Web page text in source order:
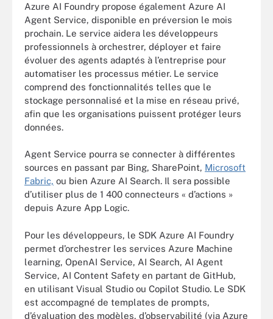
Azure AI Foundry propose également Azure AI
Agent Service, disponible en préversion le mois
prochain. Le service aidera les développeurs
professionnels à orchestrer, déployer et faire
évoluer des agents adaptés à l’entreprise pour
automatiser les processus métier. Le service
comprend des fonctionnalités telles que le
stockage personnalisé et la mise en réseau privé,
afin que les organisations puissent protéger leurs
données.
Agent Service pourra se connecter à différentes
sources en passant par Bing, SharePoint, Microsoft
Fabric, ou bien Azure AI Search. Il sera possible
d’utiliser plus de 1 400 connecteurs « d’actions »
depuis Azure App Logic.
Pour les développeurs, le SDK Azure AI Foundry
permet d’orchestrer les services Azure Machine
learning, OpenAI Service, AI Search, AI Agent
Service, AI Content Safety en partant de GitHub,
en utilisant Visual Studio ou Copilot Studio. Le SDK
est accompagné de templates de prompts,
d’évaluation des modèles, d’observabilité (via Azure